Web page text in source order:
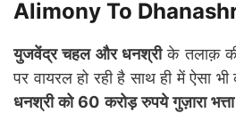
Alimony To
युजवेंद्र चहल और धनश्रीके तलाक़ की
पर वायरल हो रही है साथ ही में ऐसा
धनश्री को 60 करोड़ रुपये गुज़ारा